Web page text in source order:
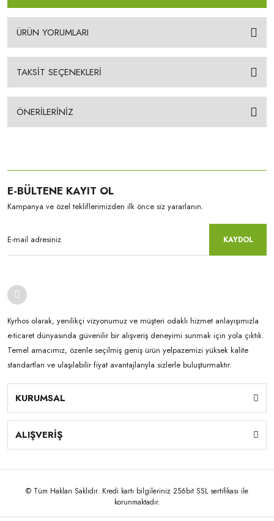
ÜRÜN YORUMLARI
TAKSİT SEÇENEKLERİ
ÖNERİLERİNİZ
E-BÜLTENE KAYIT OL
Kampanya ve özel tekliflerimizden ilk önce siz yararlanın.
KAYDOL
Kyrhos olarak, yenilikçi vizyonumuz ve müşteri odaklı hizmet anlayışımızla
e-ticaret dünyasında güvenilir bir alışveriş deneyimi sunmak için yola çıktık.
Temel amacımız, özenle seçilmiş geniş ürün yelpazemizi yüksek kalite
standartları ve ulaşılabilir fiyat avantajlarıyla sizlerle buluşturmaktır.
KURUMSAL
ALIŞVERİŞ
© Tüm Hakları Saklıdır. Kredi kartı bilgileriniz 256bit SSL sertifikası ile
korunmaktadır.